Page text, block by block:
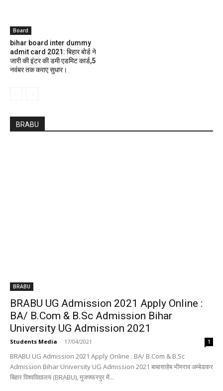
Board
bihar board inter dummy
admit card 2021: बिहार बोर्ड ने
जारी की इंटर की डमी एडमिट कार्ड,5
नवंबर तक कराए सुधार।
BRABU
BRABU
BRABU UG Admission 2021 Apply Online :
BA/ B.Com & B.Sc Admission Bihar
University UG Admission 2021
Students Media - 17/04/2021 1
BRABU UG Admission 2021 Apply Online : BA/ B.Com & B.Sc
Admission Bihar University UG Admission 2021 बाबासाहेब भीमराव अम्बेडकर
बिहार विश्वविद्यालय (BRABU), मुजफ्फरपुर में...